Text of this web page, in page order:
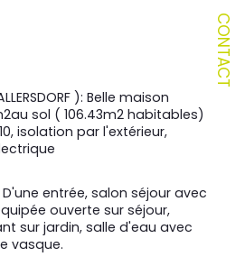
CONTACT
): Belle maison
sol ( 106.43m2 habitables)
isolation par l'extérieur,
entrée, salon séjour avec
ouverte sur séjour,
sur jardin, salle d'eau avec
vasque.